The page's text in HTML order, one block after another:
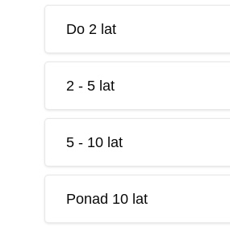
Do 2 lat
2 - 5 lat
5 - 10 lat
Ponad 10 lat